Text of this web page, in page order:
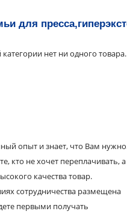
для
категории нет ни одного товара.
опыт и знает, что Вам
кто не хочет переплачивать, а
качества товар.
сотрудничества размещена
первыми получать